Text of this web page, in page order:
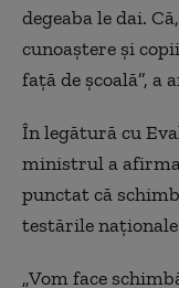
degeaba le dai.
cunoaştere şi
faţă de şcoală”,
În legătură cu
ministrul a
punctat că
testările
„Vom face